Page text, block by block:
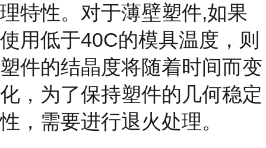
理特性。对于薄壁塑件,如果
使用低于40C的模具温度，则
塑件的结晶度将随着时间而变
化，为了保持塑件的几何稳定
性，需要进行退火处理。